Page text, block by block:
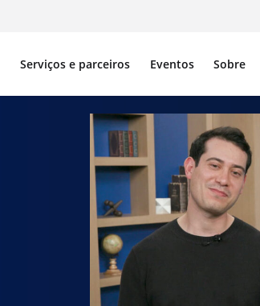
Serviços e parceiros Eventos Sobre